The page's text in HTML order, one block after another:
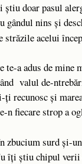
ştiu doar pasul
gândul nins şi
străzile acelui
te-a adus de mine
valul de-
ţi recunosc şi
n fiecare strop a
zbucium surd şi-
îţi ştiu chipul verii